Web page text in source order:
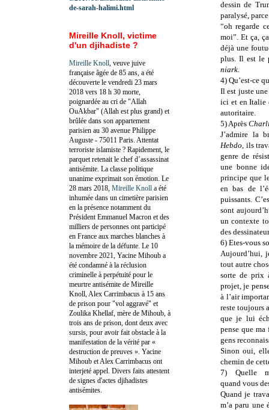
dessin de
paralysé,
“oh regarde
moi”. Et ça,
déjà une
plus. Il est le
niark
4) Qu’est-ce
Il est juste
ici et en Italie
autoritaire.
5) Après
J’admire la
Hebdo , ils
genre de
une bonne
principe que
en bas de
puissants.
sont
un contexte
des
6) Etes-vous
Aujourd’hui,
tout autre
sorte de prix
projet, je
à l’air
reste toujours
que je lui
pense que
gens
Sinon oui,
chemin de
7) Quelle
quand vous
Quand je
m’a paru une
de-sarah-halimi.html
Mireille Knoll, victime
d'un djihadiste ?
Mireille Knoll , veuve juive
française âgée de 85 ans, a été
découverte le vendredi 23 mars
2018 vers 18 h 30 morte,
poignardée au cri de "Allah
OuAkbar" (Allah est plus grand) et
brûlée dans son appartement
parisien au 30 avenue Philippe
Auguste - 75011 Paris. Attentat
terroriste islamiste ? Rapidement, le
parquet retenait le chef d’assassinat
antisémite. La classe politique
unanime exprimait son émotion. Le
28 mars 2018, Mireille Knoll a été
inhumée dans un cimetière parisien
en la présence notamment du
Président Emmanuel Macron et des
milliers de personnes ont participé
en France aux marches blanches à
la mémoire de la défunte. Le 10
novembre 2021, Yacine Mihoub a
été condamné à la réclusion
criminelle à perpétuité pour le
meurtre antisémite de Mireille
Knoll, Alex Carrimbacus à 15 ans
de prison pour "vol aggravé" et
Zoulika Khellaf, mère de Mihoub, à
trois ans de prison, dont deux avec
sursis, pour avoir fait obstacle à la
manifestation de la vérité par «
destruction de preuves ». Yacine
Mihoub et Alex Carrimbacus ont
interjeté appel. Divers faits attestent
de signes d'actes djihadistes
antisémites.